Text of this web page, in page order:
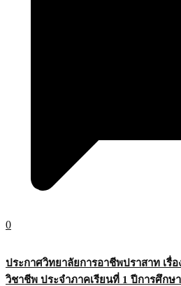
0
ประกาศวิทยาลัยการอาชีพปราสาท เรื่
วิชาชีพ ประจำภาคเรียนที่ 1 ปีการศึกษ